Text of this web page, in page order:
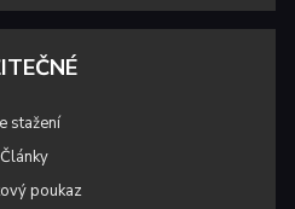
stažení
Články
poukaz